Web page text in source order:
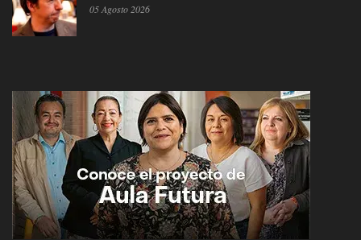
05 Agosto 2026